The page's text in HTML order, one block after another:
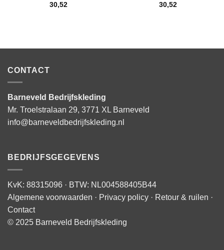
30,52
30,52
CONTACT
Barneveld Bedrijfskleding
Mr. Troelstralaan 29, 3771 XL Barneveld
info@barneveldbedrijfskleding.nl
BEDRIJFSGEGEVENS
KvK: 88315096 · BTW: NL004588405B44
Algemene voorwaarden · Privacy policy · Retour & ruilen ·
Contact
© 2025 Barneveld Bedrijfskleding